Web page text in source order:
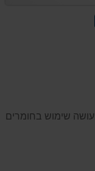
שימוש בחומרים